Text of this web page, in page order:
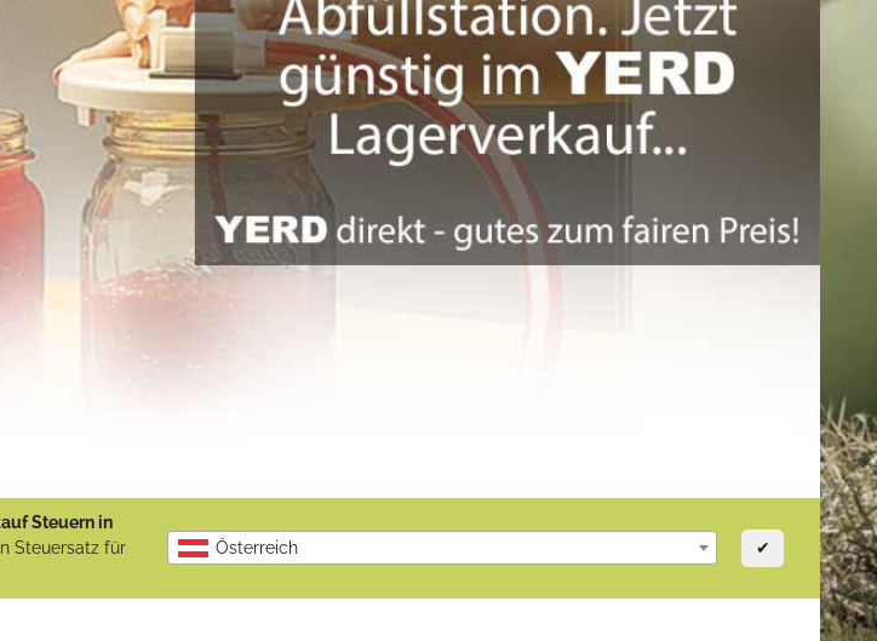
Steuern in
Steuersatz für
Österreich ✔